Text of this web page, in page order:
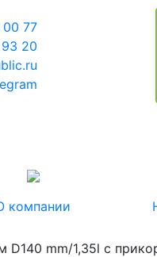
77
20
компании
D140 mm/1,35l с